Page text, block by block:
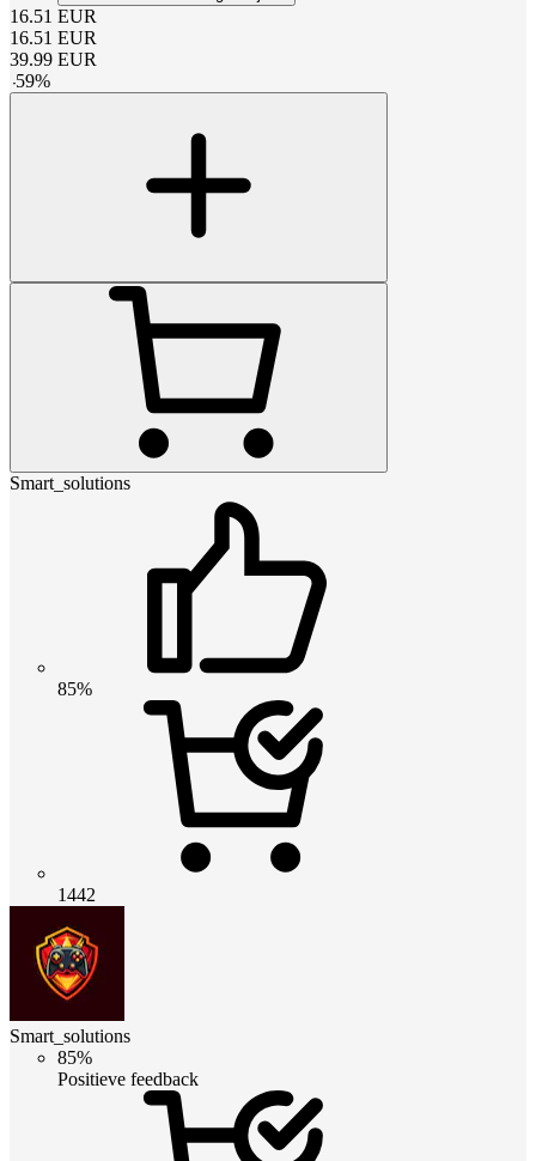
16.51 EUR
16.51 EUR
39.99 EUR
-59%
Smart_solutions
85%
1442
Smart_solutions
85%
Positieve feedback